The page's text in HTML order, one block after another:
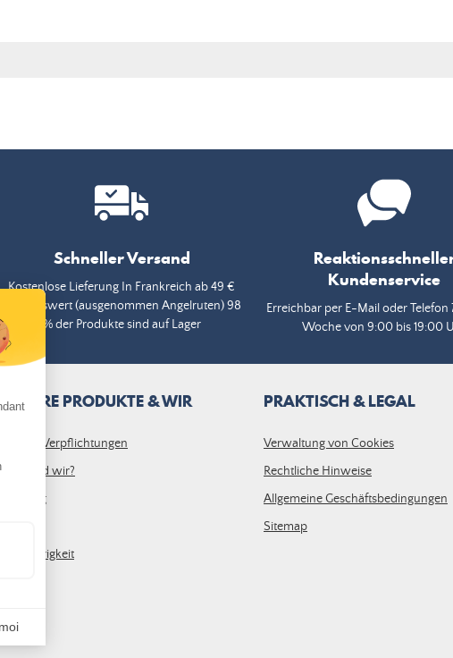
Schneller Versand
Kostenlose Lieferung In Frankreich ab 49 €
Einkaufswert (ausgenommen Angelruten) 98
% der Produkte sind auf Lager
Kundenservice
Erreichbar per E-Mail oder Telefon
Woche von 9:00 bis 19:00
UNSERE PRODUKTE & WIR
Unsere Verpflichtungen
Wer sind wir?
Der Blog
Zugehörigkeit
PRAKTISCH & LEGAL
Verwaltung von Cookies
Rechtliche Hinweise
Allgemeine Geschäftsbedingungen
Sitemap